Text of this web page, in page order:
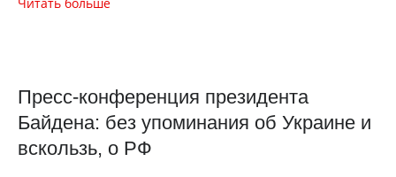
Пресс-конференция президента
Байдена: без упоминания об Украине и
вскользь, о РФ